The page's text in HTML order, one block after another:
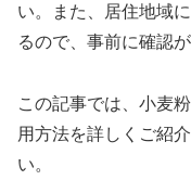
い。また、居住地域
るので、事前に確認が
この記事では、小麦
用方法を詳しくご紹
い。